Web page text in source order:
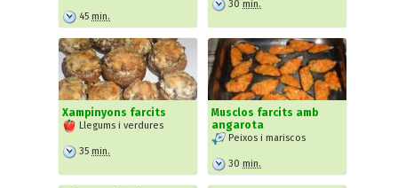
45 min.
30 min.
Xampinyons farcits
Llegums i verdures
35 min.
Musclos farcits amb
angarota
Peixos i mariscos
30 min.